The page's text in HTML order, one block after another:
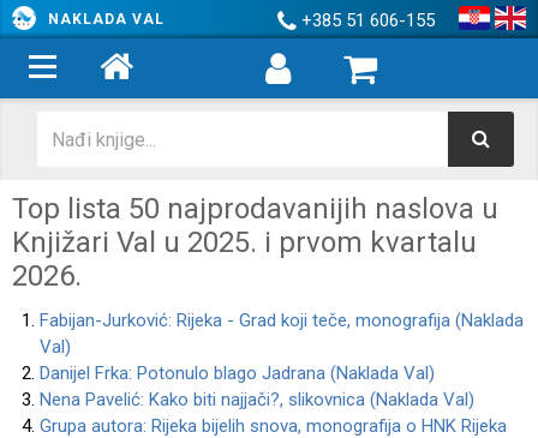
NAKLADA VAL +385 51 606-155
Top lista 50 najprodavanijih naslova u
Knjižari Val u 2025. i prvom kvartalu
2026.
Fabijan-Jurković: Rijeka - Grad koji teče, monografija (Naklada
Val)
Danijel Frka: Potonulo blago Jadrana (Naklada Val)
Nena Pavelić: Kako biti najjači?, slikovnica (Naklada Val)
Grupa autora: Rijeka bijelih snova, monografija o HNK Rijeka